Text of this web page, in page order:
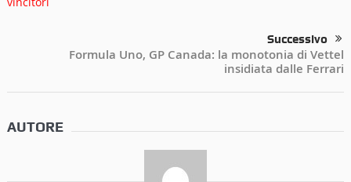
Successivo
Formula Uno, GP Canada: la monotonia di Vettel
insidiata dalle Ferrari
AUTORE